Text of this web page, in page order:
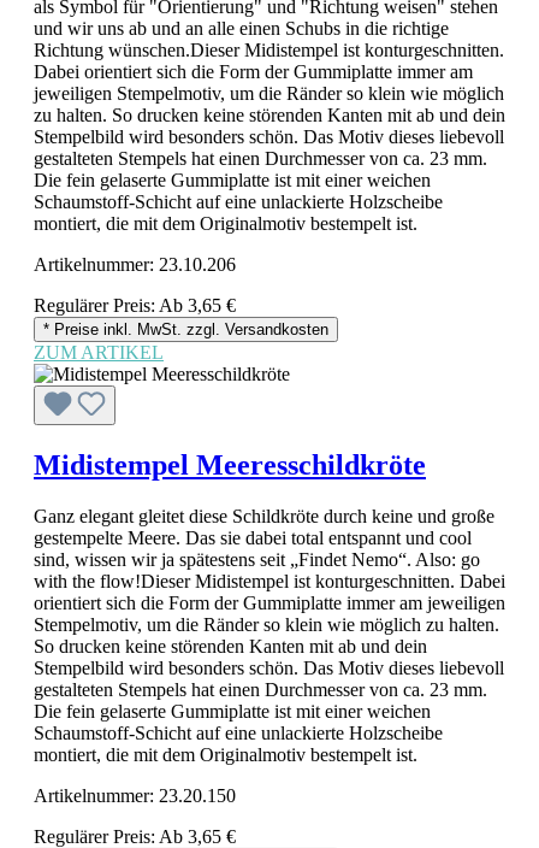
als Symbol für "Orientierung" und "Richtung weisen" stehen
und wir uns ab und an alle einen Schubs in die richtige
Richtung wünschen.Dieser Midistempel ist konturgeschnitten.
Dabei orientiert sich die Form der Gummiplatte immer am
jeweiligen Stempelmotiv, um die Ränder so klein wie möglich
zu halten. So drucken keine störenden Kanten mit ab und dein
Stempelbild wird besonders schön. Das Motiv dieses liebevoll
gestalteten Stempels hat einen Durchmesser von ca. 23 mm.
Die fein gelaserte Gummiplatte ist mit einer weichen
Schaumstoff-Schicht auf eine unlackierte Holzscheibe
montiert, die mit dem Originalmotiv bestempelt ist.
Artikelnummer: 23.10.206
Regulärer Preis: Ab 3,65 €
* Preise inkl. MwSt. zzgl. Versandkosten
ZUM ARTIKEL
Midistempel Meeresschildkröte
Ganz elegant gleitet diese Schildkröte durch keine und große
gestempelte Meere. Das sie dabei total entspannt und cool
sind, wissen wir ja spätestens seit „Findet Nemo“. Also: go
with the flow!Dieser Midistempel ist konturgeschnitten. Dabei
orientiert sich die Form der Gummiplatte immer am jeweiligen
Stempelmotiv, um die Ränder so klein wie möglich zu halten.
So drucken keine störenden Kanten mit ab und dein
Stempelbild wird besonders schön. Das Motiv dieses liebevoll
gestalteten Stempels hat einen Durchmesser von ca. 23 mm.
Die fein gelaserte Gummiplatte ist mit einer weichen
Schaumstoff-Schicht auf eine unlackierte Holzscheibe
montiert, die mit dem Originalmotiv bestempelt ist.
Artikelnummer: 23.20.150
Regulärer Preis: Ab 3,65 €